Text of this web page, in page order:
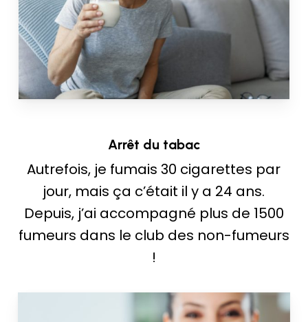
Arrêt du tabac
Autrefois, je fumais 30 cigarettes par
jour, mais ça c’était il y a 24 ans.
Depuis, j’ai accompagné plus de 1500
fumeurs dans le club des non-fumeurs
!